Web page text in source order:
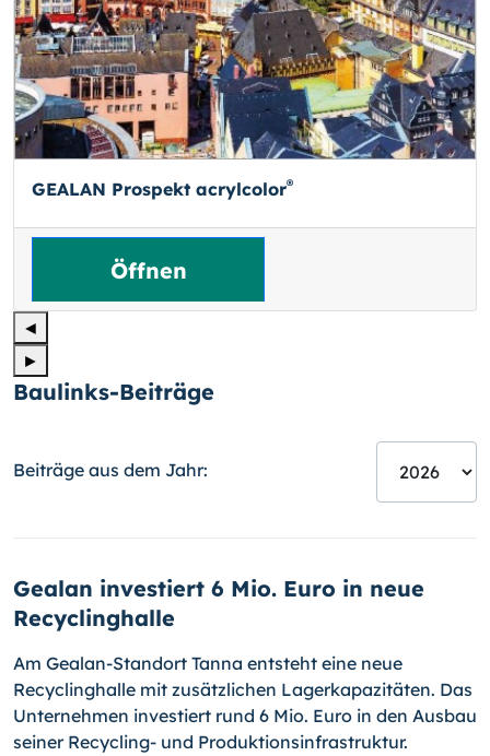
GEALAN Prospekt acrylcolor®
Öffnen
◄
►
Baulinks-Beiträge
Beiträge aus dem Jahr:
Gealan investiert 6 Mio. Euro in neue
Recyclinghalle
Am Gealan-Standort Tanna entsteht eine neue
Recyclinghalle mit zusätzlichen Lagerkapazitäten. Das
Unternehmen investiert rund 6 Mio. Euro in den Ausbau
seiner Recycling- und Produktionsinfrastruktur.